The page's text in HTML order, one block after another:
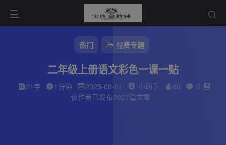
热门 付费专题
二年级上册语文彩色一课一贴
21字 1分钟 2025-09-01 小助手 60
0
该作者已发布3927篇文章